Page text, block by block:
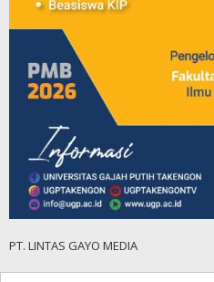
PT. LINTAS GAYO MEDIA